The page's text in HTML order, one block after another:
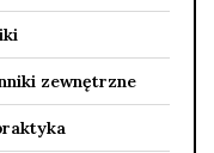
zewnętrzne